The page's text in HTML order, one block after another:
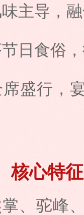
主导，
日食俗
盛行，
核心特征
、驼峰